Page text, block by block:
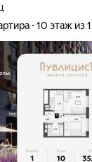
10 этаж из